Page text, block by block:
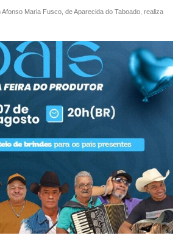
Maria Fusco, de Aparecida do Taboado, realiza